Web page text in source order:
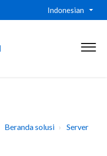
Indonesian
Beranda solusi
Server